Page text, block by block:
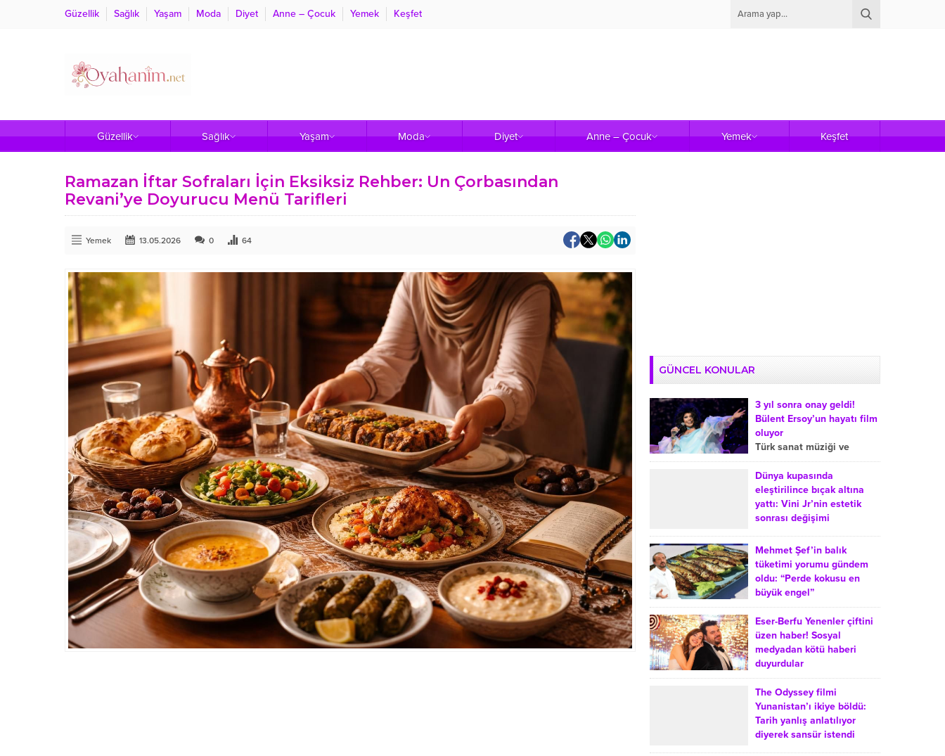
Güzellik Sağlık Yaşam Moda Diyet Anne – Çocuk Yemek Keşfet
Güzellik Sağlık Yaşam Moda Diyet Anne – Çocuk Yemek Keşfet
Ramazan İftar Sofraları İçin Eksiksiz Rehber: Un Çorbasından
Revani’ye Doyurucu Menü Tarifleri
Yemek 13.05.2026 0 64
GÜNCEL KONULAR
3 yıl sonra onay geldi!
Bülent Ersoy’un hayatı film
oluyor
Türk sanat müziği ve
arabeskin sevilen
isimlerinden Bülent
Ersoy’un hayatı sinemaya
uyarlanıyor. Ersoy’un film
projesiyle ilgili süreçte,
Dünya kupasında
eleştirilince bıçak altına
yattı: Vini Jr’nin estetik
sonrası değişimi
Real Madrid’de forma
giyen Brezilyalı futbolcu
Vinicius Junior’ın çene
operasyonu geçirdiği
gündeme geldi. Sosyal
medyada...
Mehmet Şef’in balık
tüketimi yorumu gündem
oldu: “Perde kokusu en
büyük engel”
MasterChef Türkiye’nin
sevilen jüri üyesi Mehmet
Yalçınkaya, Türkiye’de
evlerde balık tüketiminin
azalmasına yol açtığını
düşündüğü iki sebebi
anlattı. Şef, balık...
Eser-Berfu Yenenler çiftini
üzen haber! Sosyal
medyadan kötü haberi
duyurdular
Uzun süredir gözlerden
uzak yaşayan Eser
Yenenler ve Berfu Yenenler
çifti, takipçilerini üzen bir
gelişmeyi duyurdu. Berfu
The Odyssey filmi
Yunanistan’ı ikiye böldü:
Tarih yanlış anlatılıyor
diyerek sansür istendi